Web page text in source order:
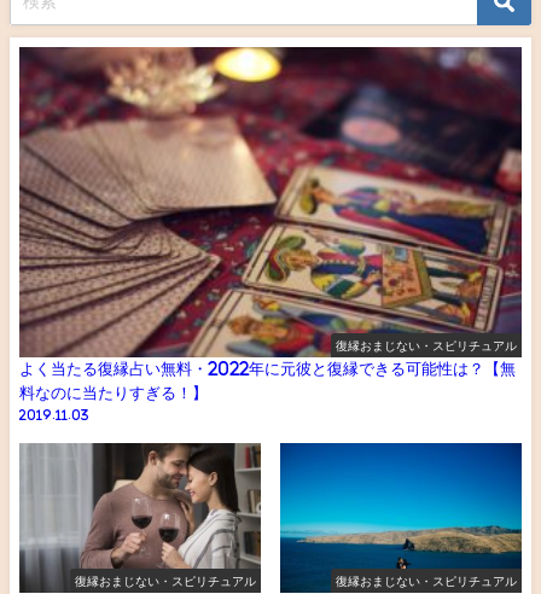
復縁おまじない・スピリチュアル
よく当たる復縁占い無料・2022年に元彼と復縁できる可能性は？【無
料なのに当たりすぎる！】
2019.11.03
復縁おまじない・スピリチュアル 復縁おまじない・スピリチュアル